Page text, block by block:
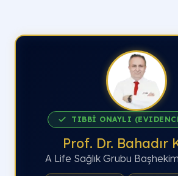
TIBBİ ONAYLI
Prof. Dr. Bahadır
A Life Sağlık Grubu Başhekim